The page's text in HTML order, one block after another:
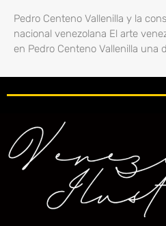
Pedro Centeno Vallenilla y la
nacional venezolana El arte
en Pedro Centeno Vallenilla una